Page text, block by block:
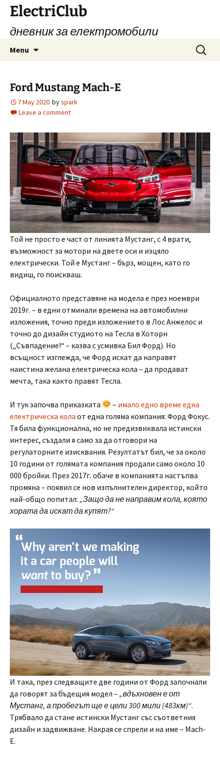
Skip
content
ElectriClub
дневник за електромобили
Menu
Search
for:
Ford Mustang Mach-E
7 May 2020 byspark
Leave a comment
Той не просто е част от линията Мустанг, с 4 врати,
възможност за мотори на двете оси и изцяло
електрически. Той е Мустанг – бърз, мощен, като го
видиш, го поискваш.
Официалното представяне на модела е през ноември
2019г. – в едни отминали времена на автомобилни
изложения, точно преди изложението в Лос Анжелос и
точно до дизайн студиото на Тесла в Хоторн
(„Съвпадение!“ – казва с усмивка Бил Форд). Но
всъщност изглежда, че Форд искат да направят
наистина желана електрическа кола – да продават
мечта, така както правят Тесла.
И тук започва приказката – имало едно време една
електрическа кола от една голяма компания: Форд Фокус.
Тя била функционална, но не предизвиквала истински
интерес, създали я само за да отговори на
регулаторните изисквания. Резултатът бил, че за около
10 години от голямата компания продали само около 10
000 бройки. През 2017г. обаче в компанията настъпва
промяна – появил се нов изпълнителен директор, който
най-общо попитал: „Защо да не направим кола, която
хората да искат да купят?“
И така, през следващите две години от Форд започнали
да говорят за бъдещия модел – „вдъхновен е от
Мустанг, а пробегът ще е цели 300 мили (483км)“.
Трябвало да стане истински Мустанг със съответния
дизайн и задвижване. Накрая се спрели и на име – Mach-
E.